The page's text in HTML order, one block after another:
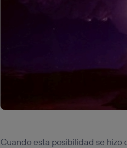
Cuando esta posibilidad se